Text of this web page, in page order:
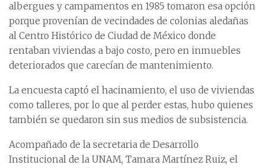
albergues y campamentos en 1985 tomaron esa opción
porque provenían de vecindades de colonias aledañas
al Centro Histórico de Ciudad de México donde
rentaban viviendas a bajo costo, pero en inmuebles
deteriorados que carecían de mantenimiento.
La encuesta captó el hacinamiento, el uso de viviendas
como talleres, por lo que al perder estas, hubo quienes
también se quedaron sin sus medios de subsistencia.
Acompañado de la secretaria de Desarrollo
Institucional de la UNAM, Tamara Martínez Ruiz, el